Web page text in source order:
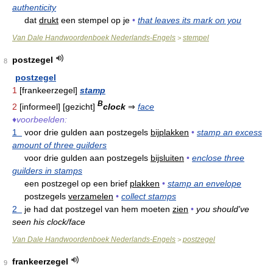
authenticity
dat drukt een stempel op je • that leaves its mark on you
Van Dale Handwoordenboek Nederlands-Engels > stempel
8
postzegel
postzegel
1 [frankeerzegel] stamp
2 [informeel] [gezicht] Bclock ⇒ face
♦voorbeelden:
1
voor drie gulden aan postzegels bijplakken • stamp an excess
amount of three guilders
voor drie gulden aan postzegels bijsluiten • enclose three
guilders in stamps
een postzegel op een brief plakken • stamp an envelope
postzegels verzamelen • collect stamps
2
je had dat postzegel van hem moeten zien • you should've
seen his clock/face
Van Dale Handwoordenboek Nederlands-Engels > postzegel
9
frankeerzegel